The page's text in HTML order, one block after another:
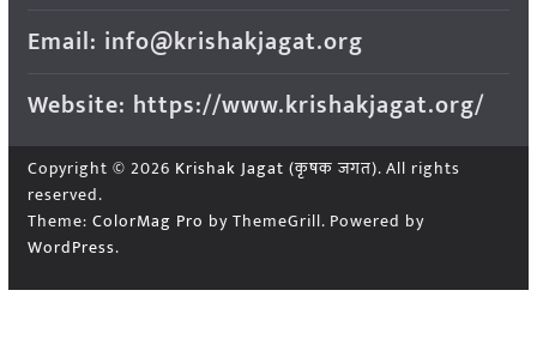
Email: info@krishakjagat.org
Website: https://www.krishakjagat.org/
Copyright © 2026 Krishak Jagat (कृषक जगत). All rights
reserved.
Theme: ColorMag Pro by ThemeGrill. Powered by
WordPress.